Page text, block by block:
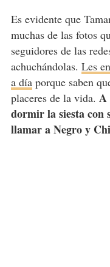
Es evidente que
muchas de las fotos
seguidores de las
achuchándolas. Les
a díaporque saben
placeres de la vida. A
dormir la siesta con
llamar a Negro y